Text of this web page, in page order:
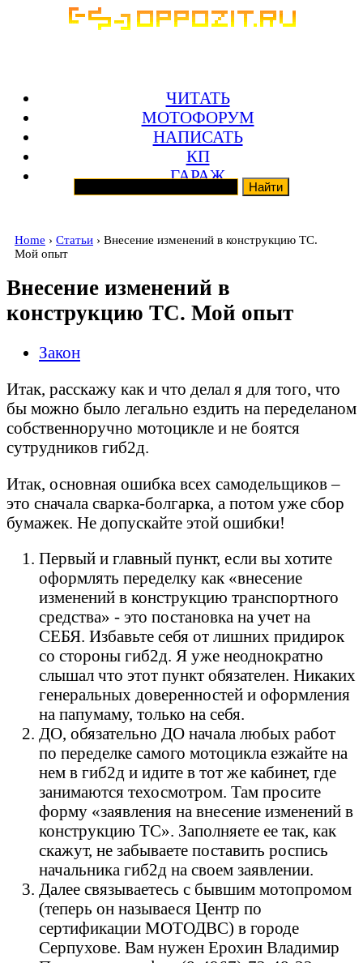
ЧИТАТЬ
МОТОФОРУМ
НАПИСАТЬ
КП
ГАРАЖ
Home › Статьи › Внесение изменений в конструкцию ТС.
Мой опыт
Внесение изменений в
конструкцию ТС. Мой опыт
Закон
Итак, расскажу как и что делал я для того, что
бы можно было легально ездить на переделаном
собственноручно мотоцикле и не боятся
сутрудников гиб2д.
Итак, основная ошибка всех самодельщиков –
это сначала сварка-болгарка, а потом уже сбор
бумажек. Не допускайте этой ошибки!
Первый и главный пункт, если вы хотите
оформлять переделку как «внесение
изменений в конструкцию транспортного
средства» - это постановка на учет на
СЕБЯ. Избавьте себя от лишних придирок
со стороны гиб2д. Я уже неоднократно
слышал что этот пункт обязателен. Никаких
генеральных доверенностей и оформления
на папумаму, только на себя.
ДО, обязательно ДО начала любых работ
по переделке самого мотоцикла езжайте на
нем в гиб2д и идите в тот же кабинет, где
занимаются техосмотром. Там просите
форму «заявления на внесение изменений в
конструкцию ТС». Заполняете ее так, как
скажут, не забываете поставить роспись
начальника гиб2д на своем заявлении.
Далее связываетесь с бывшим мотопромом
(теперь он называеся Центр по
сертификации МОТОДВС) в городе
Cерпухове. Вам нужен Ерохин Владимир